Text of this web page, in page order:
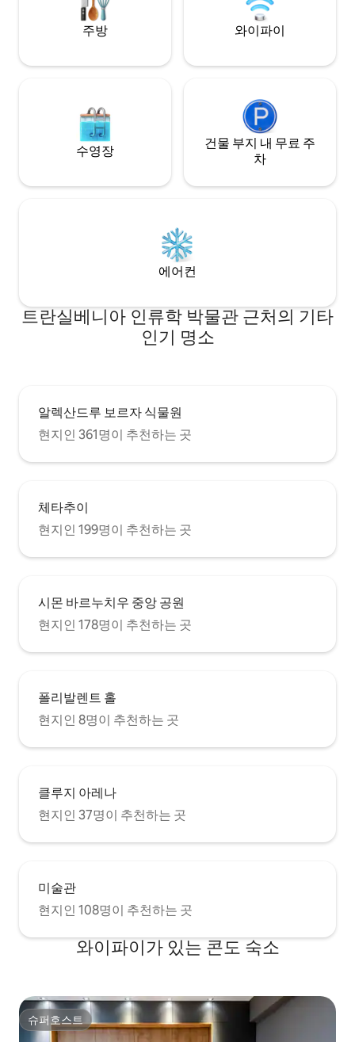
주방 와이파이
수영장
건물 부지 내 무료 주
차
에어컨
트란실베니아 인류학 박물관 근처의 기타
인기 명소
알렉산드루 보르자 식물원
현지인 361명이 추천하는 곳
체타추이
현지인 199명이 추천하는 곳
시몬 바르누치우 중앙 공원
현지인 178명이 추천하는 곳
폴리발렌트 홀
현지인 8명이 추천하는 곳
클루지 아레나
현지인 37명이 추천하는 곳
미술관
현지인 108명이 추천하는 곳
와이파이가 있는 콘도 숙소
슈퍼호스트
슈퍼호스트